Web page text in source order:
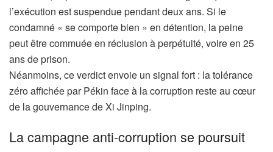
l’exécution est suspendue pendant deux ans. Si le
condamné « se comporte bien » en détention, la peine
peut être commuée en réclusion à perpétuité, voire en 25
ans de prison.
Néanmoins, ce verdict envoie un signal fort : la tolérance
zéro affichée par Pékin face à la corruption reste au cœur
de la gouvernance de Xi Jinping.
La campagne anti-corruption se poursuit